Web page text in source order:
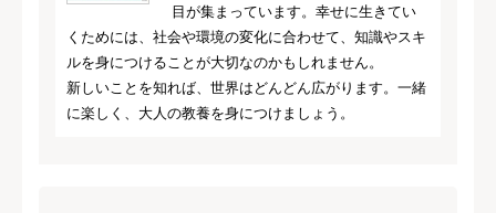
目が集まっています。幸せに生きてい
くためには、社会や環境の変化に合わせて、知識やスキ
ルを身につけることが大切なのかもしれません。
新しいことを知れば、世界はどんどん広がります。一緒
に楽しく、大人の教養を身につけましょう。